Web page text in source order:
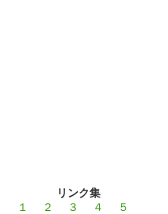
リンク集
１
２ ３ ４
５